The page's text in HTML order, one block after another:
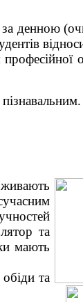
за денною
та
мають
та